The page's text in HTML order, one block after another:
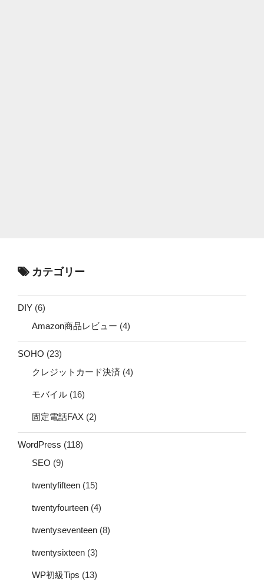
カテゴリー
DIY (6)
Amazon商品レビュー (4)
SOHO (23)
クレジットカード決済 (4)
モバイル (16)
固定電話FAX (2)
WordPress (118)
SEO (9)
twentyfifteen (15)
twentyfourteen (4)
twentyseventeen (8)
twentysixteen (3)
WP初級Tips (13)